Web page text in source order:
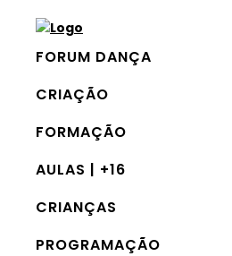
FORUM DANÇA
CRIAÇÃO
FORMAÇÃO
AULAS | +16
CRIANÇAS
PROGRAMAÇÃO